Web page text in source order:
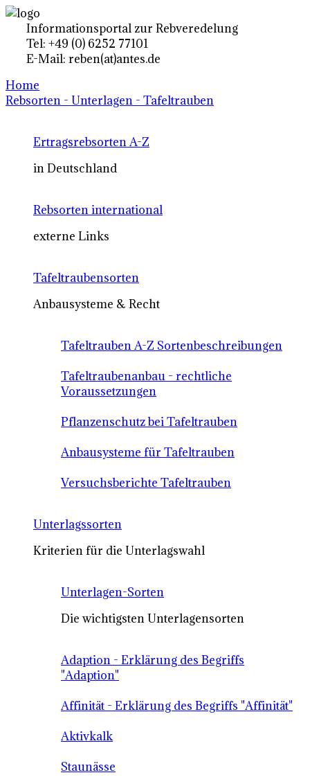
Informationsportal zur Rebveredelung
Tel: +49 (0) 6252 77101
E-Mail: reben(at)antes.de
Home
Rebsorten - Unterlagen - Tafeltrauben
Ertragsrebsorten A-Z
in Deutschland
Rebsorten international
externe Links
Tafeltraubensorten
Anbausysteme & Recht
Tafeltrauben A-Z Sortenbeschreibungen
Tafeltraubenanbau - rechtliche
Voraussetzungen
Pflanzenschutz bei Tafeltrauben
Anbausysteme für Tafeltrauben
Versuchsberichte Tafeltrauben
Unterlagssorten
Kriterien für die Unterlagswahl
Unterlagen-Sorten
Die wichtigsten Unterlagensorten
Adaption - Erklärung des Begriffs
"Adaption"
Affinität - Erklärung des Begriffs "Affinität"
Aktivkalk
Staunässe